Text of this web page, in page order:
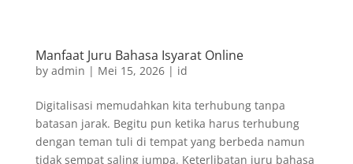
Manfaat Juru Bahasa Isyarat Online
by admin | Mei 15, 2026| id
Digitalisasi memudahkan kita terhubung tanpa
batasan jarak. Begitu pun ketika harus terhubung
dengan teman tuli di tempat yang berbeda namun
tidak sempat saling jumpa. Keterlibatan juru bahasa